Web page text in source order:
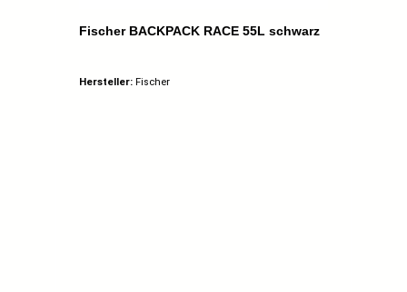
Fischer BACKPACK RACE 55L schwarz
Hersteller: Fischer